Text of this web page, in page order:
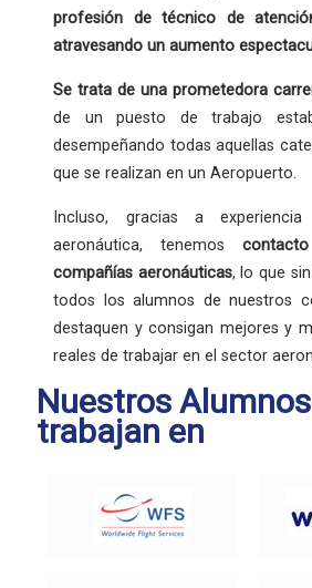
profesión
de técnico de
atravesando un aumento
Se trata de unaprometedora
de un puesto de trabajo
desempeñando todas aquellas
que se realizan en un Aeropuerto.
Incluso, gracias a
aeronáutica, tenemos
compañías aeronáuticas, lo que
todos los alumnos de nuestros
destaquen y consigan mejores y
reales de trabajar en el sector
Nuestros
trabajan en